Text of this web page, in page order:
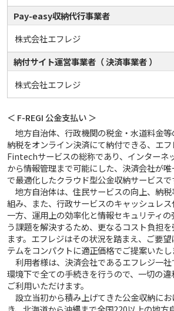
Pay-easy収納代行事業者
株式会社エフレジ
納付サイト運営事業者（ 決済事業者 ）
株式会社エフレジ
＜ F-REGI 公金支払い ＞
地方自治体、行政機関の税金・水道料金
納税をオンライン決済にて納付できる、エ
Fintechサービスの総称であり、インターネ
から情報管理まで可能にした、決済会社が
で最適化したクラウド型公金収納サービスで
地方自治体は、住民サービスの向上、納
組み、また、行政サービスのキャッシュレ
一方、運用上の効率化と情報セキュリティ
う課題を解決するため、更なるコスト負担
ます。エフレジはその状況を踏まえ、ご要
テムをコンパクトに適正価格でご提案いたし
利用者様は、決済会社であるエフレジ一
環境下で全ての手続きを行うので、一切の
ご利用いただけます。
設立当初から積み上げてきた公金収納に